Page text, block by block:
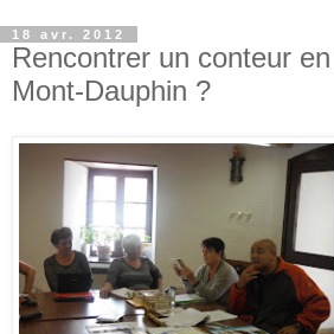
18 avr. 2012
Rencontrer un conteur
Mont-Dauphin ?